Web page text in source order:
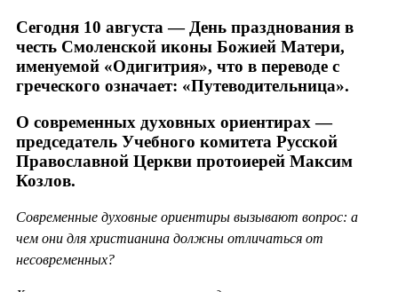
Сегодня 10 августа — День празднования в
честь Смоленской иконы Божией Матери,
именуемой «Одигитрия», что в переводе с
греческого означает: «Путеводительница».
О современных духовных ориентирах —
председатель Учебного комитета Русской
Православной Церкви протоиерей Максим
Козлов.
Современные духовные ориентиры вызывают вопрос: а
чем они для христианина должны отличаться от
несовременных?